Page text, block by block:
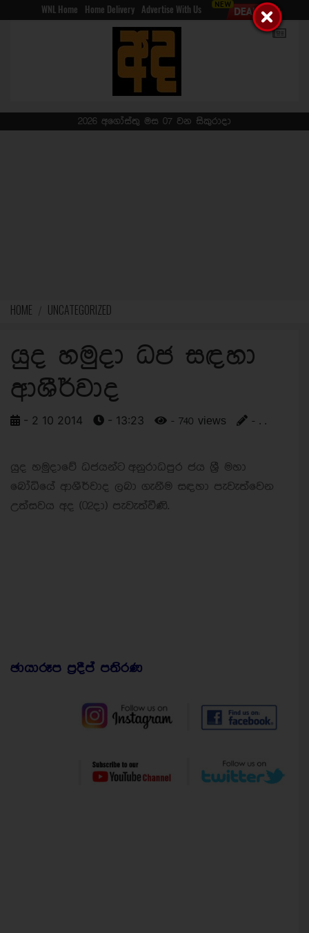
WNL Home Home Delivery Advertise With Us
2026 අගෝස්තු මස 07 වන සිකුරාදා
HOME UNCATEGORIZED
යුද හමුදා ධජ සඳහා
ආශීර්වාද
- 2 10 2014 - 13:23 - 740 views - . .
යුද හමුදාවේ ධජයන්ට අනුරාධපුර ජය ශ්‍රී මහා
බෝධියේ ආශීර්වාද ලබා ගැනීම සඳහා පැවැත්වෙන
උත්සවය අද (02දා) පැවැත්වීණි.
ඡායාරූප ප්‍රදීප් පතිරණ